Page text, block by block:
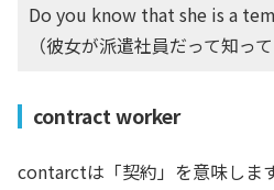
Do you know that she is a
（彼女が派遣社員だって知って
contract worker
contarctは「契約」を意味しま